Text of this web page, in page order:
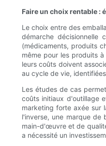
Faire un choix rentable :
Le choix entre des
démarche
(médicaments, produits
même pour les produits
leurs coûts doivent
au cycle de vie,
Les études de cas
coûts initiaux d'outillage
marketing forte axée sur
l'inverse, une marque de
main-d'œuvre et de
a nécessité un